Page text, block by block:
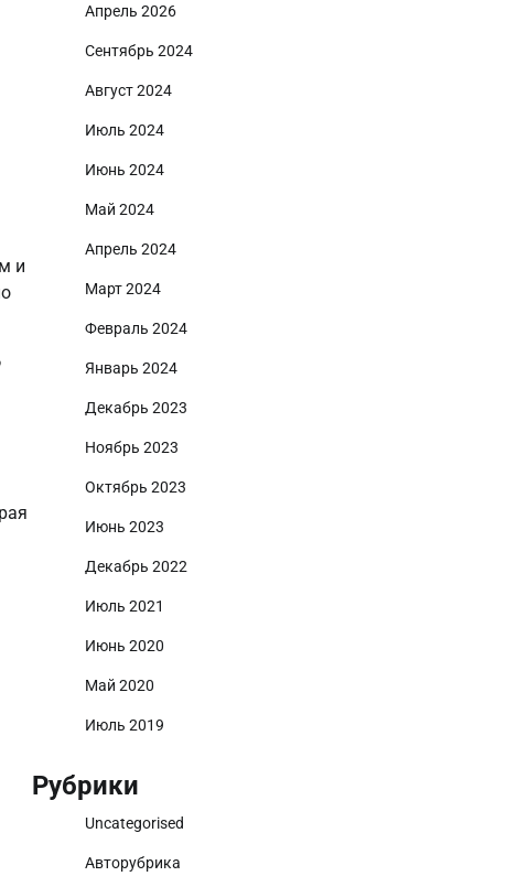
и
Апрель 2026
Сентябрь 2024
Август 2024
Июль 2024
Июнь 2024
Май 2024
Апрель 2024
Март 2024
Февраль 2024
Январь 2024
Декабрь 2023
Ноябрь 2023
Октябрь 2023
Июнь 2023
Декабрь 2022
Июль 2021
Июнь 2020
Май 2020
Июль 2019
Рубрики
Uncategorised
Авторубрика